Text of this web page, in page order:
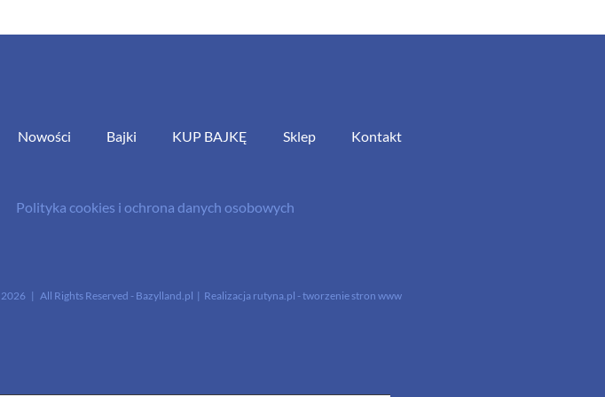
Nowości Bajki KUP BAJKĘ Sklep Kontakt
Polityka cookies i ochrona danych osobowych
2026 | All Rights Reserved - Bazylland.pl | Realizacja rutyna.pl - tworzenie stron www